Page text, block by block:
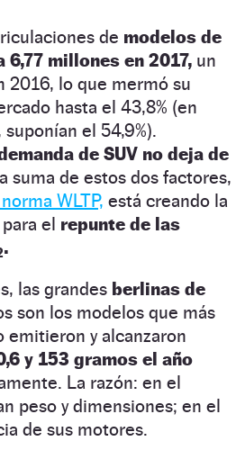
de modelos de
millones en 2017, un
2016, lo que mermó su
hasta el 43,8% (en
el 54,9%).
de SUV no deja de
suma de estos dos factores,
WLTP, está creando la
el repunte de las
.
las grandes berlinas de
son los modelos que más
emitieron y alcanzaron
y 153 gramos el año
La razón: en el
peso y dimensiones; en el
de sus motores.